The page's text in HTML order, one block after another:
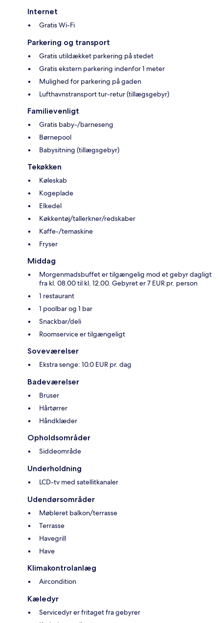
Internet
Gratis Wi-Fi
Parkering og transport
Gratis utildækket parkering på stedet
Gratis ekstern parkering indenfor 1 meter
Mulighed for parkering på gaden
Lufthavnstransport tur-retur (tillægsgebyr)
Familievenligt
Gratis baby-/barneseng
Børnepool
Babysitning (tillægsgebyr)
Tekøkken
Køleskab
Kogeplade
Elkedel
Køkkentøj/tallerkner/redskaber
Kaffe-/temaskine
Fryser
Middag
Morgenmadsbuffet er tilgængelig mod et gebyr dagligt
fra kl. 08.00 til kl. 12.00. Gebyret er 7 EUR pr. person
1 restaurant
1 poolbar og 1 bar
Snackbar/deli
Roomservice er tilgængeligt
Soveværelser
Ekstra senge: 10.0 EUR pr. dag
Badeværelser
Bruser
Hårtørrer
Håndklæder
Opholdsområder
Siddeområde
Underholdning
LCD-tv med satellitkanaler
Udendørsområder
Møbleret balkon/terrasse
Terrasse
Havegrill
Have
Klimakontrolanlæg
Aircondition
Kæledyr
Servicedyr er fritaget fra gebyrer